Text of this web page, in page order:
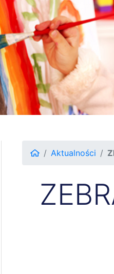
Aktualności